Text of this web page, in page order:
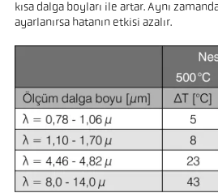
kısa dalga boyları ile artar. Aynı
ayarlanırsa hatanın etkisi azalır.